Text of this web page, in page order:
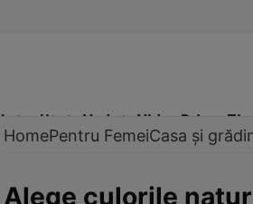
Actualitate Vedete Video Prime Time
HomePentru FemeiCasa și
Alege culorile